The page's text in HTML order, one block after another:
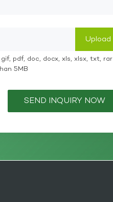
pdf, doc, docx, xls, xlsx, txt, rar
5MB
SEND INQUIRY NOW